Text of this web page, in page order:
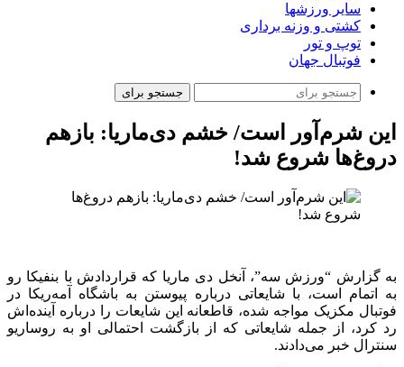
سایر ورزشها
کشتی و وزنه برداری
توپ و تور
فوتبال جهان
جستجو برای
این شرم‌آور است/ خشم دی‌ماریا: بازهم
دروغ‌ها شروع شد!
به گزارش “ورزش سه”، آنخل دی ماریا که قراردادش با بنفیکا رو
به اتمام است، با شایعاتی درباره پیوستن به باشگاه آمه‌ریکا در
فوتبال مکزیک مواجه شده، قاطعانه این شایعات را درباره آینده‌اش
رد کرد، از جمله شایعاتی که از بازگشت احتمالی او به روساریو
سنترال خبر می‌دادند.